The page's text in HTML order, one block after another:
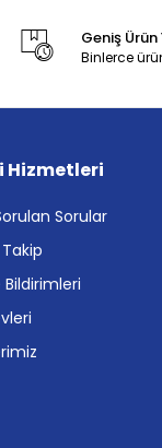
Geniş
Binlerce
Hizmetleri
Sorular
Bildirimleri